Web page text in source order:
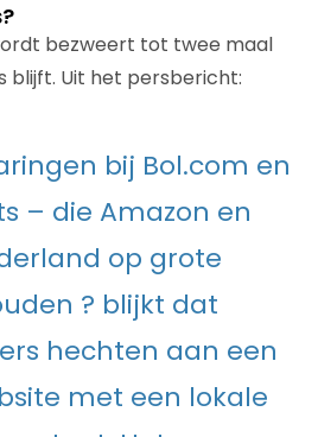
bezweert tot twee maal
blijft. Uit het persbericht:
bij Bol.com en
– die Amazon en
op grote
? blijkt dat
hechten aan een
met een lokale